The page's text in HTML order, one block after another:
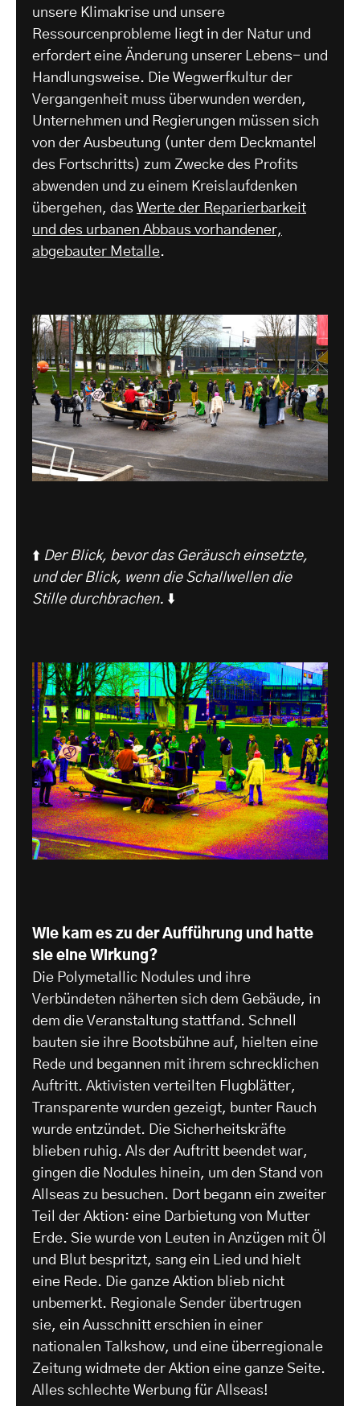
unsere Klimakrise und unsere
Ressourcenprobleme liegt in der Natur und
erfordert eine Änderung unserer Lebens- und
Handlungsweise. Die Wegwerfkultur der
Vergangenheit muss überwunden werden,
Unternehmen und Regierungen müssen sich
von der Ausbeutung (unter dem Deckmantel
des Fortschritts) zum Zwecke des Profits
abwenden und zu einem Kreislaufdenken
übergehen, das Werte der Reparierbarkeit
und des urbanen Abbaus vorhandener,
abgebauter Metalle.
⬆️ Der Blick, bevor das Geräusch einsetzte,
und der Blick, wenn die Schallwellen die
Stille durchbrachen. ⬇️
Wie kam es zu der Aufführung und hatte
sie eine Wirkung?
Die Polymetallic Nodules und ihre
Verbündeten näherten sich dem Gebäude, in
dem die Veranstaltung stattfand. Schnell
bauten sie ihre Bootsbühne auf, hielten eine
Rede und begannen mit ihrem schrecklichen
Auftritt. Aktivisten verteilten Flugblätter,
Transparente wurden gezeigt, bunter Rauch
wurde entzündet. Die Sicherheitskräfte
blieben ruhig. Als der Auftritt beendet war,
gingen die Nodules hinein, um den Stand von
Allseas zu besuchen. Dort begann ein zweiter
Teil der Aktion: eine Darbietung von Mutter
Erde. Sie wurde von Leuten in Anzügen mit Öl
und Blut bespritzt, sang ein Lied und hielt
eine Rede. Die ganze Aktion blieb nicht
unbemerkt. Regionale Sender übertrugen
sie, ein Ausschnitt erschien in einer
nationalen Talkshow, und eine überregionale
Zeitung widmete der Aktion eine ganze Seite.
Alles schlechte Werbung für Allseas!